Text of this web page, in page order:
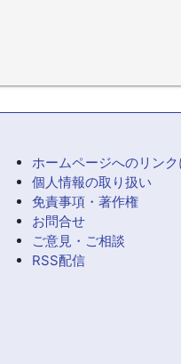
ホームページへのリンク
個人情報の取り扱い
免責事項・著作権
お問合せ
ご意見・ご相談
RSS配信